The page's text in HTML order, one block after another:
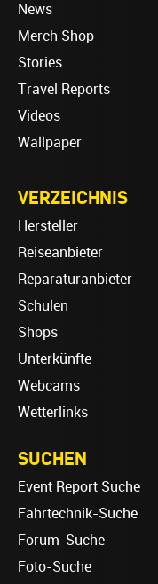
News
Merch Shop
Stories
Travel Reports
Videos
Wallpaper
VERZEICHNIS
Hersteller
Reiseanbieter
Reparaturanbieter
Schulen
Shops
Unterkünfte
Webcams
Wetterlinks
SUCHEN
Event Report Suche
Fahrtechnik-Suche
Forum-Suche
Foto-Suche